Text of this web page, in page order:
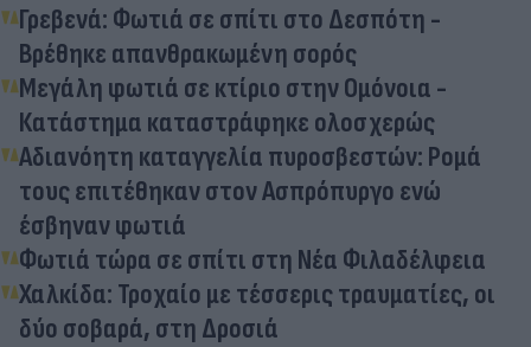
Γρεβενά: Φωτιά σε σπίτι στο Δεσπότη -
Βρέθηκε απανθρακωμένη σορός
Μεγάλη φωτιά σε κτίριο στην Ομόνοια -
Κατάστημα καταστράφηκε ολοσχερώς
Αδιανόητη καταγγελία πυροσβεστών: Ρομά
τους επιτέθηκαν στον Ασπρόπυργο ενώ
έσβηναν φωτιά
Φωτιά τώρα σε σπίτι στη Νέα Φιλαδέλφεια
Χαλκίδα: Τροχαίο με τέσσερις τραυματίες, οι
δύο σοβαρά, στη Δροσιά